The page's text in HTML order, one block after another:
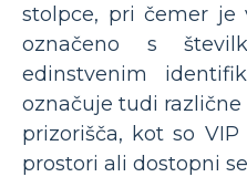
stolpce, pri čemer je
označeno s
edinstvenim
označuje tudi
prizorišča, kot so
prostori ali dostopni